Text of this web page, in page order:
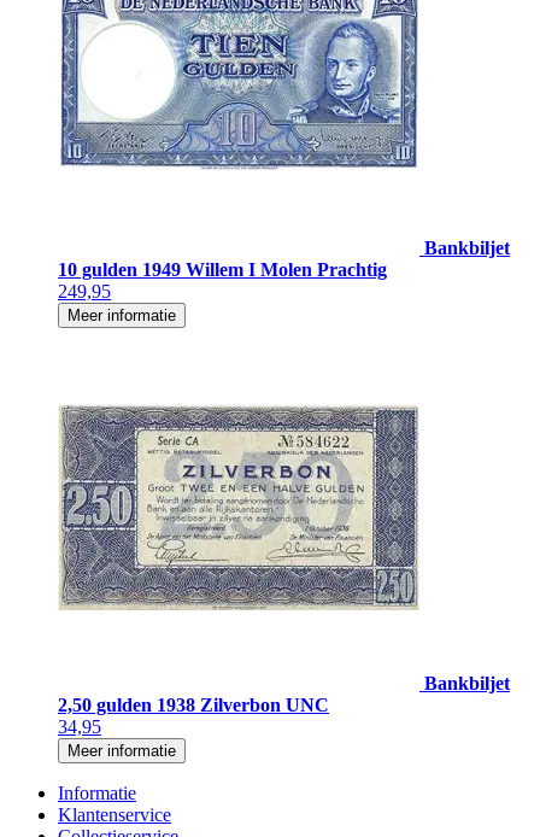
Bankbiljet
10 gulden 1949 Willem I Molen Prachtig
249,95
Meer informatie
Bankbiljet
2,50 gulden 1938 Zilverbon UNC
34,95
Meer informatie
Informatie
Klantenservice